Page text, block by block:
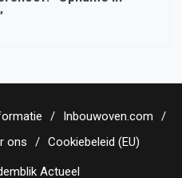
Inbouwoven.com
ons Cookiebeleid (EU)
Actueel